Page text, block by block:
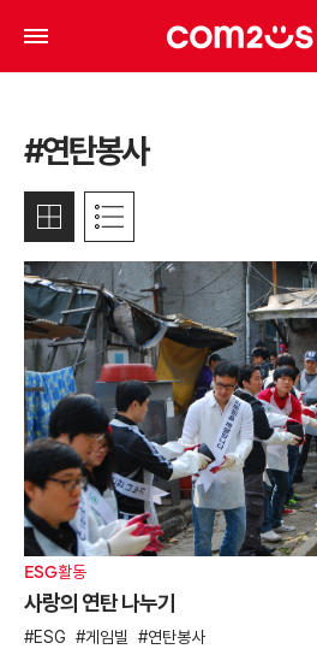
#연탄봉사
ESG활동
사랑의 연탄 나누기
ESG 게임빌 연탄봉사